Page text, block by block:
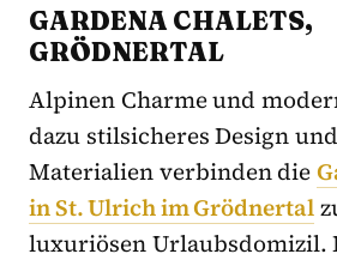
GARDENA CHALETS,
GRÖDNERTAL
Alpinen Charme und
dazu stilsicheres Design
Materialien verbinden die
in St. Ulrich im Grödnertal
luxuriösen Urlaubsdomizil.